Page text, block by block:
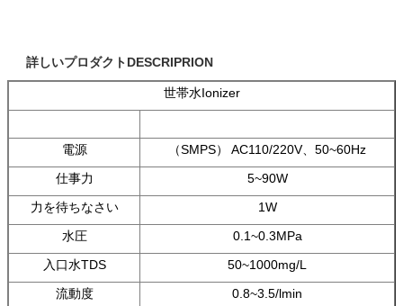
詳しいプロダクトDESCRIPRION
世帯水Ionizer
電源
（SMPS） AC110/220V、50~60Hz
仕事力
5~90W
力を待ちなさい
1W
水圧
0.1~0.3MPa
入口水TDS
50~1000mg/L
流動度
0.8~3.5/lmin